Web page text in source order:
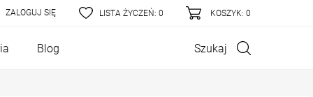
ZALOGUJ SIĘ LISTA ŻYCZEŃ: 0 KOSZYK: 0
Blog Szukaj